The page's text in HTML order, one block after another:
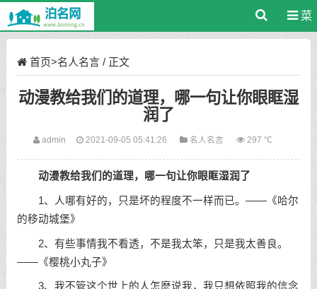
菜
首页>名人名言/ 正文
动漫教给我们的道理，哪一句让你眼眶湿
润了
admin 2021-09-05 05:41:26 名人名言 297 ℃
动漫教给我们的道理，哪一句让你眼眶湿润了
1、人哪有好的，只是坏的程度不一样而已。——《哈尔
的移动城堡》
2、有些事情我不看透，不是我太笨，只是我太善良。
——《樱桃小丸子》
3、我不管这个世上的人怎麽说我，我只想依照我的信念